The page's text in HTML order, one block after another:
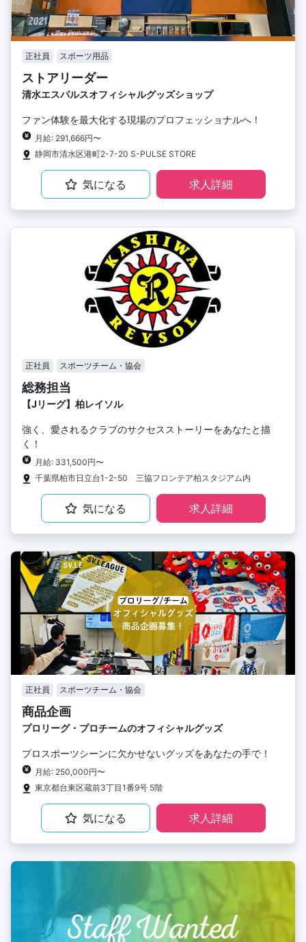
正社員 スポーツ用品
ストアリーダー
清水エスパルスオフィシャルグッズショップ
ファン体験を最大化する現場のプロフェッショナルへ！
月給: 291,666円〜
静岡市清水区港町2-7-20 S-PULSE STORE
気になる 求人詳細
正社員 スポーツチーム・協会
総務担当
【Jリーグ】柏レイソル
強く、愛されるクラブのサクセスストーリーをあなたと描
く！
月給: 331,500円〜
千葉県柏市日立台1-2-50 三協フロンテア柏スタジアム内
気になる 求人詳細
正社員 スポーツチーム・協会
商品企画
プロリーグ・プロチームのオフィシャルグッズ
プロスポーツシーンに欠かせないグッズをあなたの手で！
月給: 250,000円〜
東京都台東区蔵前3丁目1番9号 5階
気になる 求人詳細